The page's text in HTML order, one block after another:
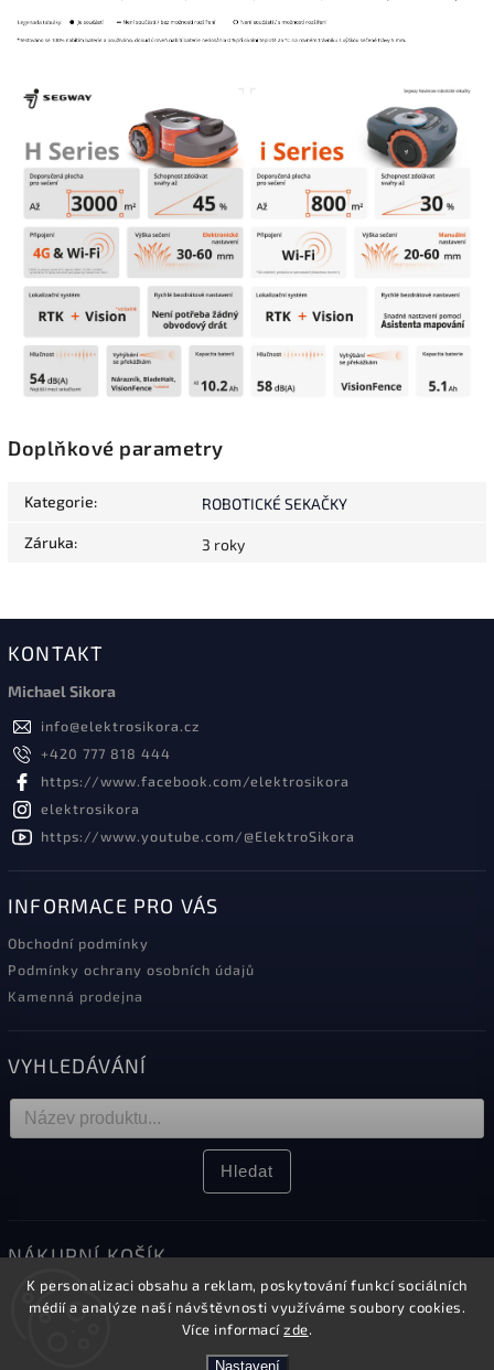
K personalizaci obsahu a reklam, poskytování funkcí sociálních
médií a analýze naší návštěvnosti využíváme soubory cookies.
Více informacízde.
Nastavení
Doplňkové parametry
Kategorie: ROBOTICKÉ SEKAČKY
Záruka: 3 roky
KONTAKT
Michael Sikora
info@elektrosikora.cz
+420 777 818 444
https://www.facebook.com/elektrosikora
elektrosikora
https://www.youtube.com/@ElektroSikora
INFORMACE PRO VÁS
Obchodní podmínky
Podmínky ochrany osobních údajů
Kamenná prodejna
VYHLEDÁVÁNÍ
Hledat
NÁKUPNÍ KOŠÍK
0ks /0 Kč